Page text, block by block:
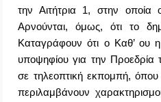
την Αιτήτρια 1, στην οποία
Αρνούνται, όμως, ότι το
Καταγράφουν ότι ο Καθ’ ου η
υποψηφίου για την Προεδρία
σε τηλεοπτική εκπομπή,
περιλαμβάνουν